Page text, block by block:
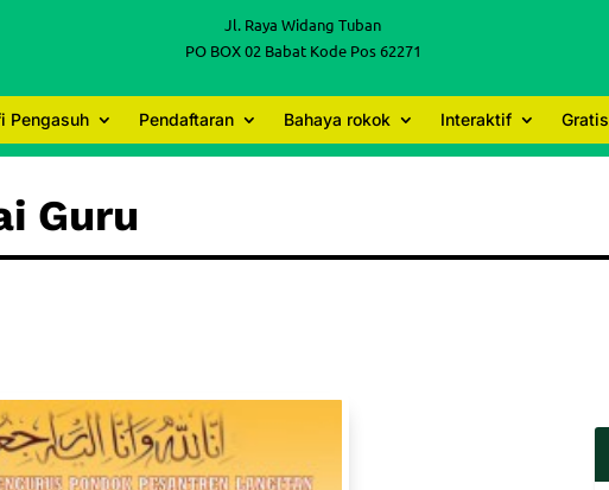
Jl. Raya Widang Tuban
PO BOX 02 Babat Kode Pos 62271
Pengasuh Pendaftaran Bahaya rokok Interaktif Gratis
Guru